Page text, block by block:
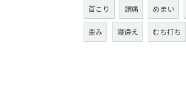
首こり 頭痛 めまい
歪み 寝違え むち打ち